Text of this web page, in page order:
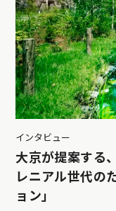
インタビュー
大京が提案する
レニアル世代の
ョン」